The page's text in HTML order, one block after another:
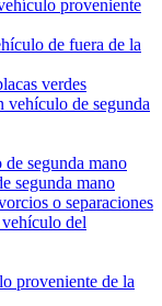
proveniente
de fuera de la
verdes
vehículo de segunda
segunda mano
segunda mano
o separaciones
del
proveniente de la